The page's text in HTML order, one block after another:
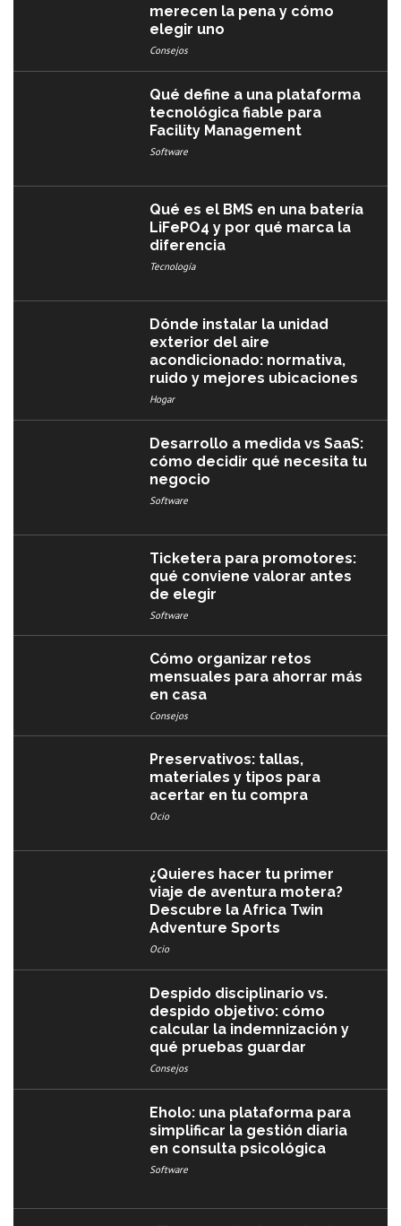
merecen la pena y cómo
elegir uno
Consejos
Qué define a una plataforma
tecnológica fiable para
Facility Management
Software
Qué es el BMS en una batería
LiFePO4 y por qué marca la
diferencia
Tecnología
Dónde instalar la unidad
exterior del aire
acondicionado: normativa,
ruido y mejores ubicaciones
Hogar
Desarrollo a medida vs SaaS:
cómo decidir qué necesita tu
negocio
Software
Ticketera para promotores:
qué conviene valorar antes
de elegir
Software
Cómo organizar retos
mensuales para ahorrar más
en casa
Consejos
Preservativos: tallas,
materiales y tipos para
acertar en tu compra
Ocio
¿Quieres hacer tu primer
viaje de aventura motera?
Descubre la Africa Twin
Adventure Sports
Ocio
Despido disciplinario vs.
despido objetivo: cómo
calcular la indemnización y
qué pruebas guardar
Consejos
Eholo: una plataforma para
simplificar la gestión diaria
en consulta psicológica
Software